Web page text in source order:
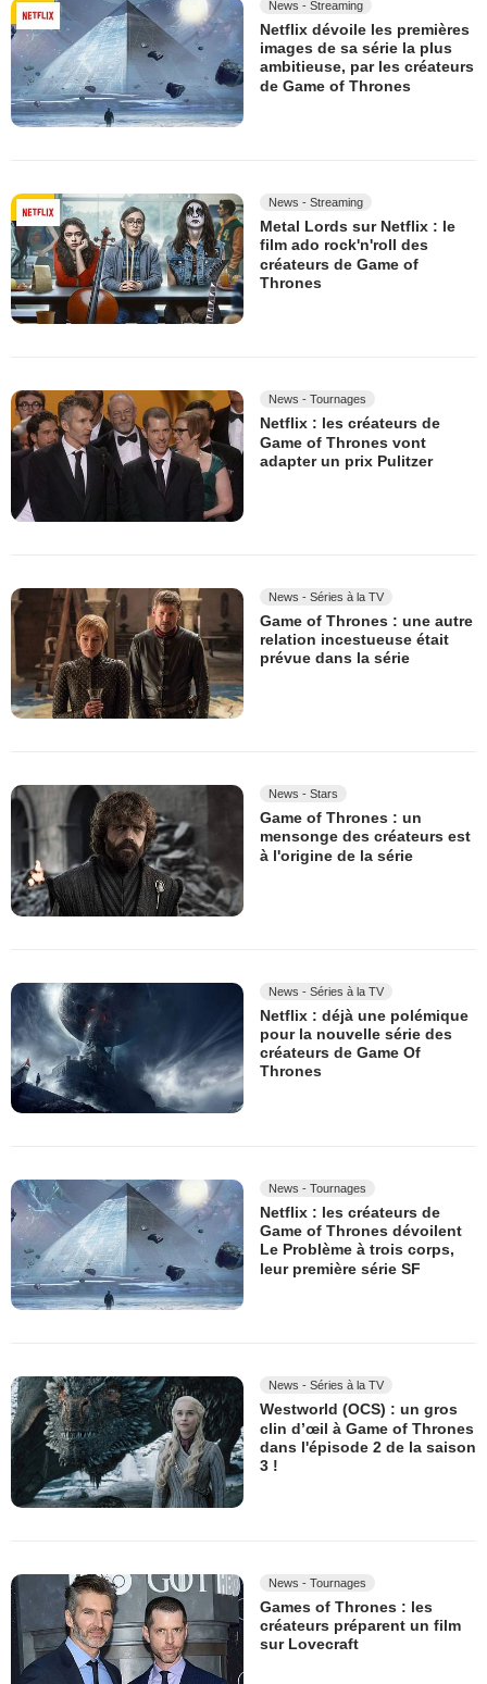
News - Streaming
Netflix dévoile les premières
images de sa série la plus
ambitieuse, par les créateurs
de Game of Thrones
News - Streaming
Metal Lords sur Netflix : le
film ado rock'n'roll des
créateurs de Game of
Thrones
News - Tournages
Netflix : les créateurs de
Game of Thrones vont
adapter un prix Pulitzer
News - Séries à la TV
Game of Thrones : une autre
relation incestueuse était
prévue dans la série
News - Stars
Game of Thrones : un
mensonge des créateurs est
à l'origine de la série
News - Séries à la TV
Netflix : déjà une polémique
pour la nouvelle série des
créateurs de Game Of
Thrones
News - Tournages
Netflix : les créateurs de
Game of Thrones dévoilent
Le Problème à trois corps,
leur première série SF
News - Séries à la TV
Westworld (OCS) : un gros
clin d’œil à Game of Thrones
dans l'épisode 2 de la saison
3 !
News - Tournages
Games of Thrones : les
créateurs préparent un film
sur Lovecraft